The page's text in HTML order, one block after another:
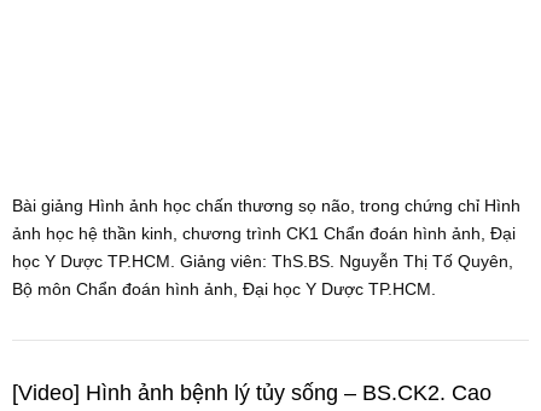
Bài giảng Hình ảnh học chấn thương sọ não, trong chứng chỉ Hình
ảnh học hệ thần kinh, chương trình CK1 Chẩn đoán hình ảnh, Đại
học Y Dược TP.HCM. Giảng viên: ThS.BS. Nguyễn Thị Tố Quyên,
Bộ môn Chẩn đoán hình ảnh, Đại học Y Dược TP.HCM.
[Video] Hình ảnh bệnh lý tủy sống – BS.CK2. Cao